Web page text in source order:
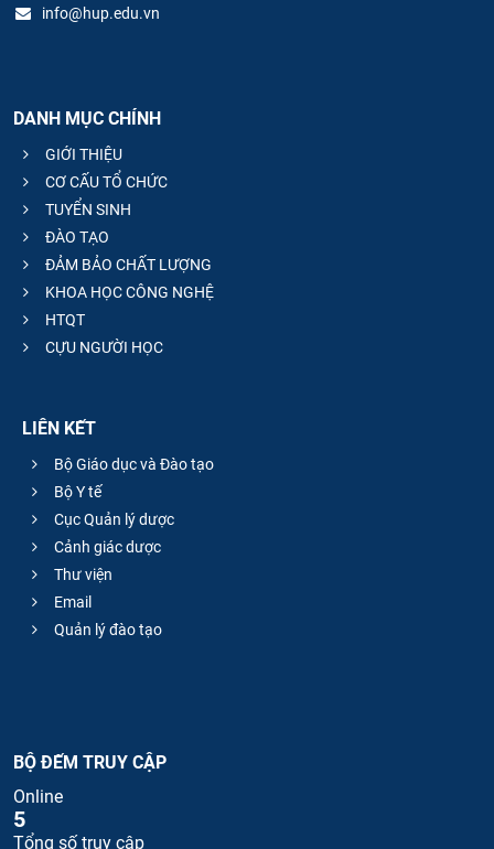
info@hup.edu.vn
DANH MỤC CHÍNH
GIỚI THIỆU
CƠ CẤU TỔ CHỨC
TUYỂN SINH
ĐÀO TẠO
ĐẢM BẢO CHẤT LƯỢNG
KHOA HỌC CÔNG NGHỆ
HTQT
CỰU NGƯỜI HỌC
LIÊN KẾT
Bộ Giáo dục và Đào tạo
Bộ Y tế
Cục Quản lý dược
Cảnh giác dược
Thư viện
Email
Quản lý đào tạo
BỘ ĐẾM TRUY CẬP
Online
5
Tổng số truy cập